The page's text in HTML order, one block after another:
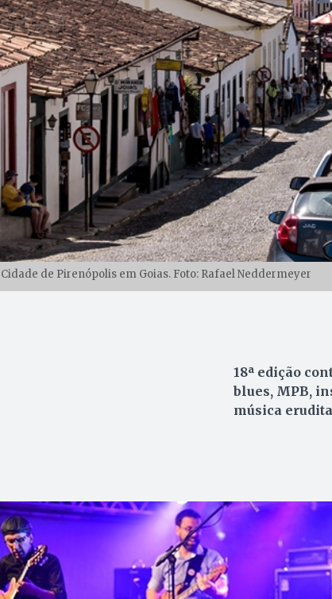
Cidade de Pirenópolis em Goias. Foto: Rafael Neddermeyer
18ª edição
blues, MPB,
música erudita